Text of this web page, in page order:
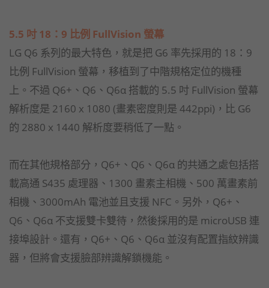
5.5 吋 18：9 比例 FullVision 螢幕
LG Q6 系列的最大特色，就是把 G6 率先採用的 18：9
比例 FullVision 螢幕，移植到了中階規格定位的機種
上。不過 Q6+、Q6、Q6α 搭載的 5.5 吋 FullVision 螢幕
解析度是 2160 x 1080 (畫素密度則是 442ppi)，比 G6
的 2880 x 1440 解析度要稍低了一點。
而在其他規格部分，Q6+、Q6、Q6α 的共通之處包括搭
載高通 S435 處理器、1300 畫素主相機、500 萬畫素前
相機、3000mAh 電池並且支援 NFC。另外，Q6+、
Q6、Q6α 不支援雙卡雙待，然後採用的是 microUSB 連
接埠設計。還有，Q6+、Q6、Q6α 並沒有配置指紋辨識
器，但將會支援臉部辨識解鎖機能。